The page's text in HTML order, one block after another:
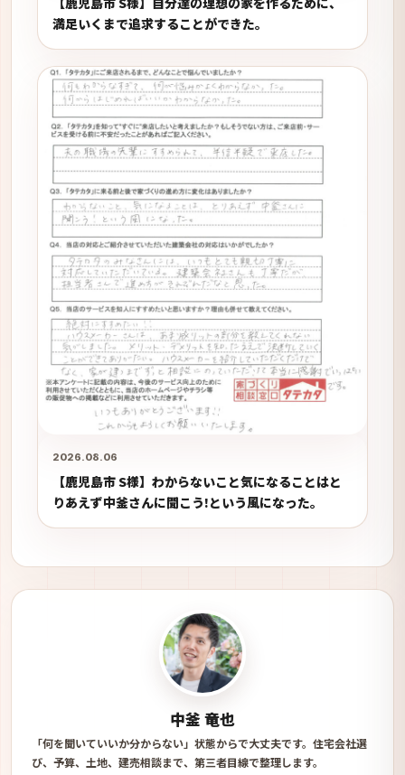
満足いくまで追求することができた。
2026.08.06
【鹿児島市 S様】わからないこと気になることはと
りあえず中釜さんに聞こう!という風になった。
中釜 竜也
「何を聞いていいか分からない」状態からで大丈夫です。住宅会社選
び、予算、土地、建売相談まで、第三者目線で整理します。